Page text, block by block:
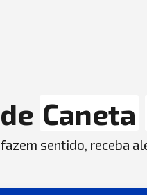
Caneta
sentido, receba